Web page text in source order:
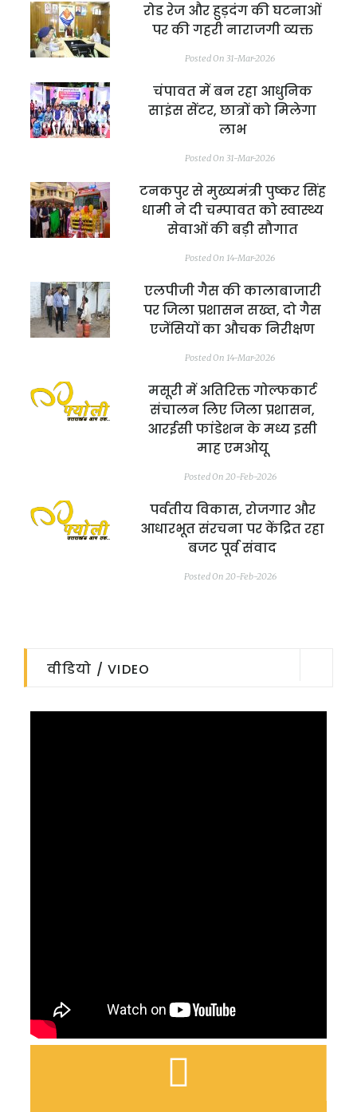
रोड रेज और हुड़दंग की घटनाओं
पर की गहरी नाराजगी व्यक्त
Posted On 31-Mar-2026
चंपावत में बन रहा आधुनिक
साइंस सेंटर, छात्रों को मिलेगा
लाभ
Posted On 31-Mar-2026
टनकपुर से मुख्यमंत्री पुष्कर सिंह
धामी ने दी चम्पावत को स्वास्थ्य
सेवाओं की बड़ी सौगात
Posted On 14-Mar-2026
एलपीजी गैस की कालाबाजारी
पर जिला प्रशासन सख्त, दो गैस
एजेंसियों का औचक निरीक्षण
Posted On 14-Mar-2026
मसूरी में अतिरिक्त गोल्फकार्ट
संचालन लिए जिला प्रशासन,
आरईसी फांडेशन के मध्य इसी
माह एमओयू
Posted On 20-Feb-2026
पर्वतीय विकास, रोजगार और
आधारभूत संरचना पर केंद्रित रहा
बजट पूर्व संवाद
Posted On 20-Feb-2026
वीडियो / VIDEO